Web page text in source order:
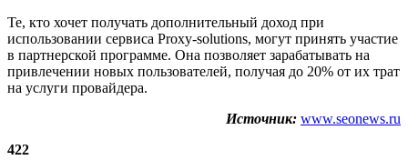
Те, кто хочет получать дополнительный доход при
использовании сервиса Proxy-solutions, могут принять участие
в партнерской программе. Она позволяет зарабатывать на
привлечении новых пользователей, получая до 20% от их трат
на услуги провайдера.
Источник: www.seonews.ru
422